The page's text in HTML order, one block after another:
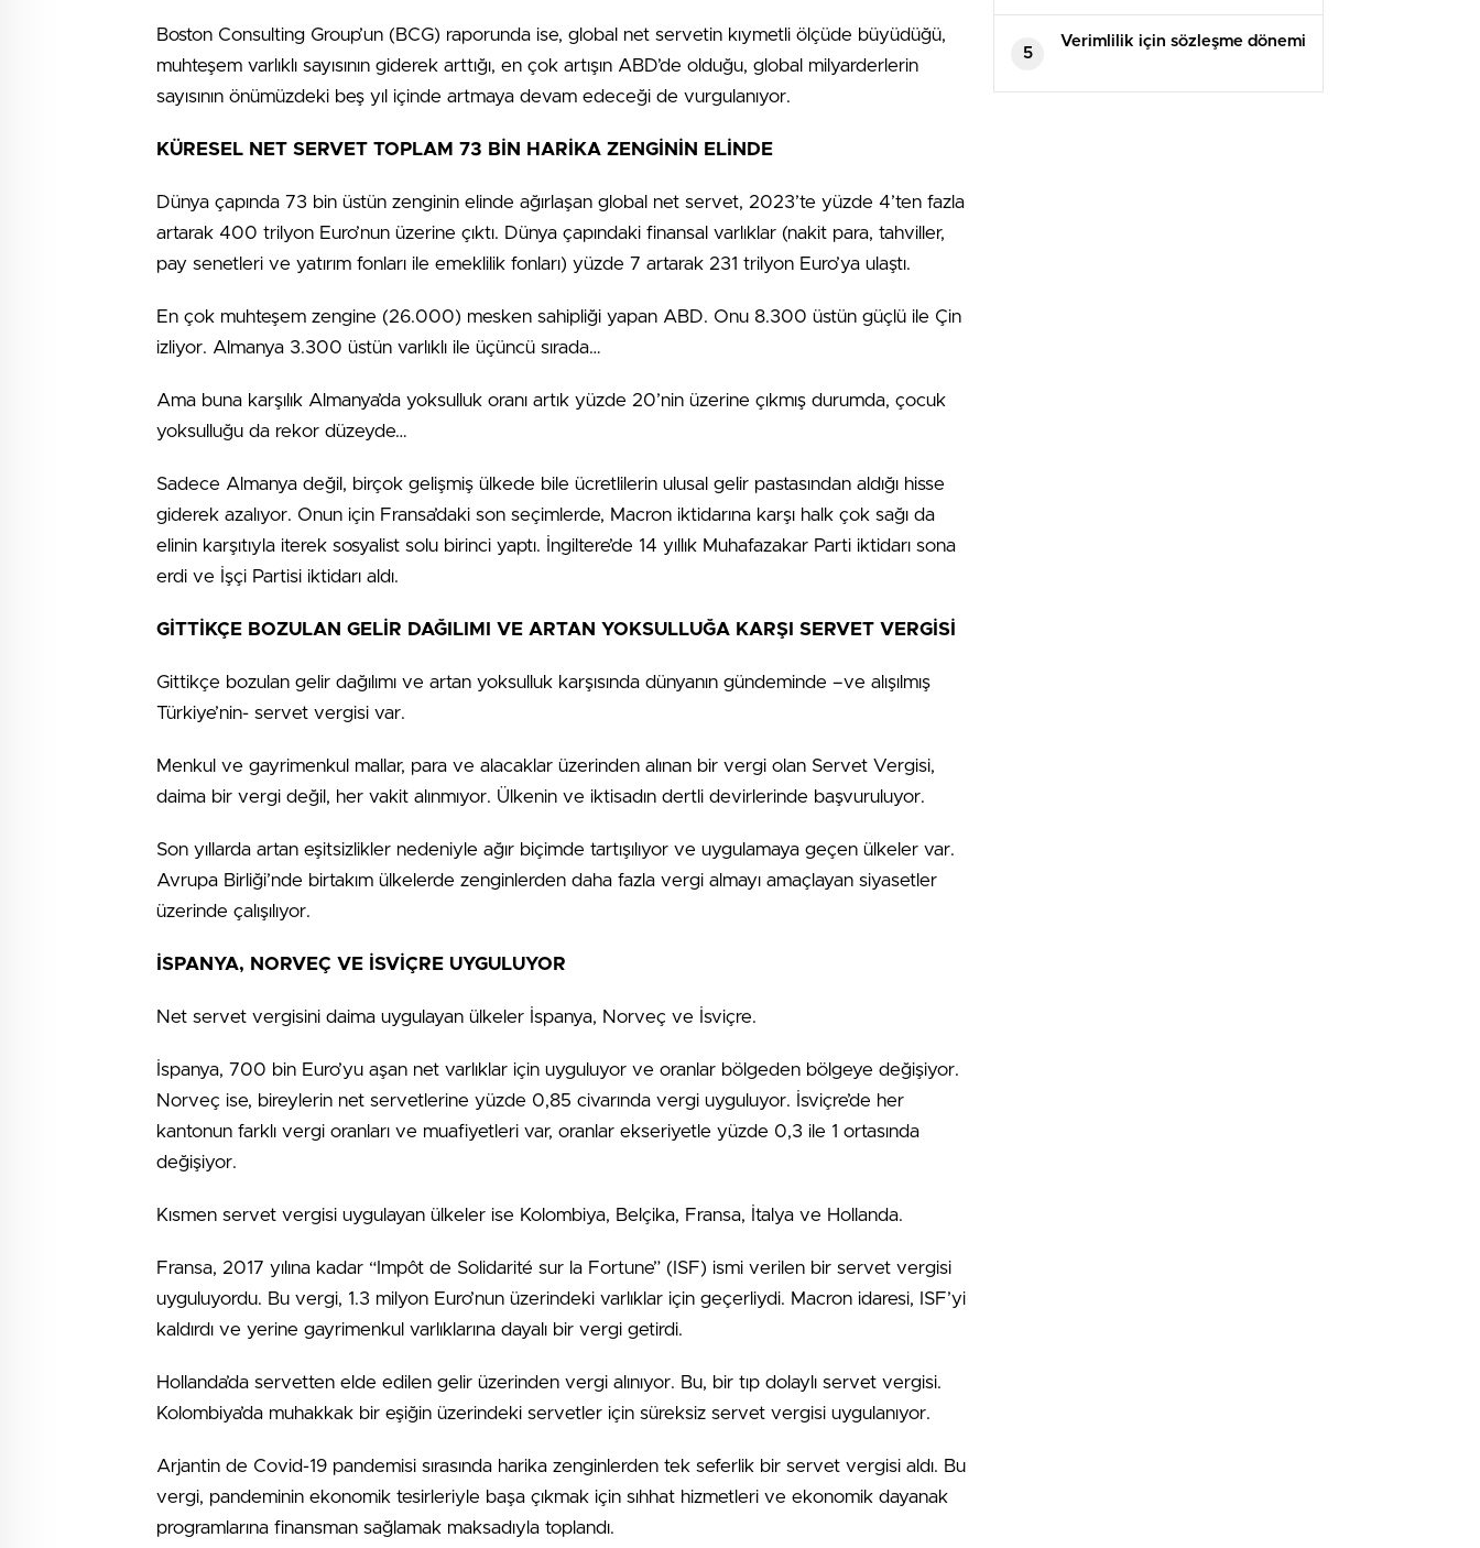
Boston Consulting Group’un (BCG) raporunda ise, global net servetin kıymetli ölçüde büyüdüğü,
muhteşem varlıklı sayısının giderek arttığı, en çok artışın ABD’de olduğu, global milyarderlerin
sayısının önümüzdeki beş yıl içinde artmaya devam edeceği de vurgulanıyor.
KÜRESEL NET SERVET TOPLAM 73 BİN HARİKA ZENGİNİN ELİNDE
Dünya çapında 73 bin üstün zenginin elinde ağırlaşan global net servet, 2023’te yüzde 4’ten fazla
artarak 400 trilyon Euro’nun üzerine çıktı. Dünya çapındaki finansal varlıklar (nakit para, tahviller,
pay senetleri ve yatırım fonları ile emeklilik fonları) yüzde 7 artarak 231 trilyon Euro’ya ulaştı.
En çok muhteşem zengine (26.000) mesken sahipliği yapan ABD. Onu 8.300 üstün güçlü ile Çin
izliyor. Almanya 3.300 üstün varlıklı ile üçüncü sırada…
Ama buna karşılık Almanya’da yoksulluk oranı artık yüzde 20’nin üzerine çıkmış durumda, çocuk
yoksulluğu da rekor düzeyde…
Sadece Almanya değil, birçok gelişmiş ülkede bile ücretlilerin ulusal gelir pastasından aldığı hisse
giderek azalıyor. Onun için Fransa’daki son seçimlerde, Macron iktidarına karşı halk çok sağı da
elinin karşıtıyla iterek sosyalist solu birinci yaptı. İngiltere’de 14 yıllık Muhafazakar Parti iktidarı sona
erdi ve İşçi Partisi iktidarı aldı.
GİTTİKÇE BOZULAN GELİR DAĞILIMI VE ARTAN YOKSULLUĞA KARŞI SERVET VERGİSİ
Gittikçe bozulan gelir dağılımı ve artan yoksulluk karşısında dünyanın gündeminde –ve alışılmış
Türkiye’nin- servet vergisi var.
Menkul ve gayrimenkul mallar, para ve alacaklar üzerinden alınan bir vergi olan Servet Vergisi,
daima bir vergi değil, her vakit alınmıyor. Ülkenin ve iktisadın dertli devirlerinde başvuruluyor.
Son yıllarda artan eşitsizlikler nedeniyle ağır biçimde tartışılıyor ve uygulamaya geçen ülkeler var.
Avrupa Birliği’nde birtakım ülkelerde zenginlerden daha fazla vergi almayı amaçlayan siyasetler
üzerinde çalışılıyor.
İSPANYA, NORVEÇ VE İSVİÇRE UYGULUYOR
Net servet vergisini daima uygulayan ülkeler İspanya, Norveç ve İsviçre.
İspanya, 700 bin Euro’yu aşan net varlıklar için uyguluyor ve oranlar bölgeden bölgeye değişiyor.
Norveç ise, bireylerin net servetlerine yüzde 0,85 civarında vergi uyguluyor. İsviçre’de her
kantonun farklı vergi oranları ve muafiyetleri var, oranlar ekseriyetle yüzde 0,3 ile 1 ortasında
değişiyor.
Kısmen servet vergisi uygulayan ülkeler ise Kolombiya, Belçika, Fransa, İtalya ve Hollanda.
Fransa, 2017 yılına kadar “Impôt de Solidarité sur la Fortune” (ISF) ismi verilen bir servet vergisi
uyguluyordu. Bu vergi, 1.3 milyon Euro’nun üzerindeki varlıklar için geçerliydi. Macron idaresi, ISF’yi
kaldırdı ve yerine gayrimenkul varlıklarına dayalı bir vergi getirdi.
Hollanda’da servetten elde edilen gelir üzerinden vergi alınıyor. Bu, bir tıp dolaylı servet vergisi.
Kolombiya’da muhakkak bir eşiğin üzerindeki servetler için süreksiz servet vergisi uygulanıyor.
Arjantin de Covid-19 pandemisi sırasında harika zenginlerden tek seferlik bir servet vergisi aldı. Bu
vergi, pandeminin ekonomik tesirleriyle başa çıkmak için sıhhat hizmetleri ve ekonomik dayanak
programlarına finansman sağlamak maksadıyla toplandı.
meyvelerini veriyor
5
Verimlilik için sözleşme dönemi